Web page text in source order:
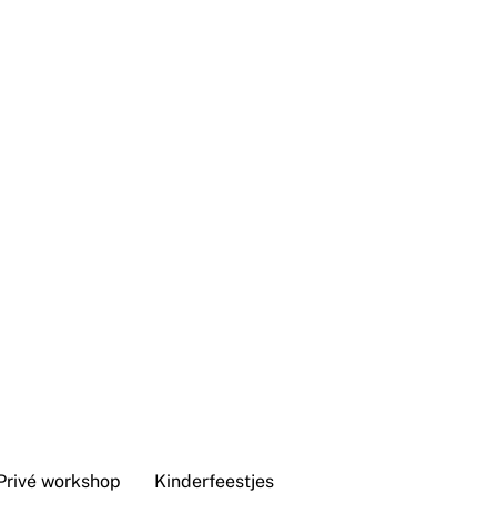
workshop Kinderfeestjes